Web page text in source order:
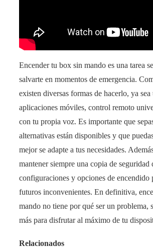
Encender tu box sin mando es una tarea
salvarte en momentos de emergencia.
existen diversas formas de hacerlo, ya
aplicaciones móviles, control remoto
con tu propia voz. Es importante que
alternativas están disponibles y que
mejor se adapte a tus necesidades.
mantener siempre una copia de seguridad
configuraciones y opciones de encendido
futuros inconvenientes. En definitiva,
mando no tiene por qué ser un problema,
más para disfrutar al máximo de tu
Relacionados